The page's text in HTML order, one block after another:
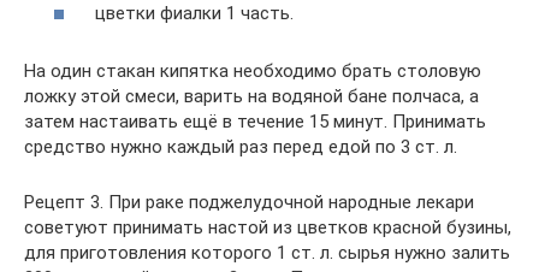
цветки фиалки 1 часть.
На один стакан кипятка необходимо брать столовую
ложку этой смеси, варить на водяной бане полчаса, а
затем настаивать ещё в течение 15 минут. Принимать
средство нужно каждый раз перед едой по 3 ст. л.
Рецепт 3. При раке поджелудочной народные лекари
советуют принимать настой из цветков красной бузины,
для приготовления которого 1 ст. л. сырья нужно залить